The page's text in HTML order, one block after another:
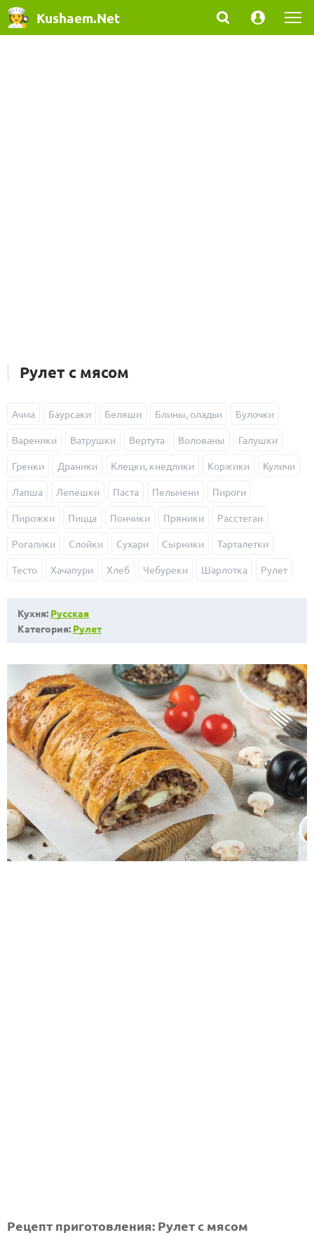
Kushaem.Net
Рулет с мясом
Ачма Баурсаки Беляши Блины, оладьи Булочки
Вареники Ватрушки Вертута Волованы Галушки
Гренки Драники Клецки, кнедлики Коржики Куличи
Лапша Лепешки Паста Пельмени Пироги
Пирожки Пицца Пончики Пряники Расстегаи
Рогалики Слойки Сухари Сырники Тарталетки
Тесто Хачапури Хлеб Чебуреки Шарлотка Рулет
Кухня: Русская
Категория: Рулет
Рецепт приготовления: Рулет с мясом